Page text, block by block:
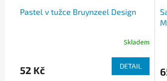
Pastel v tužce Bruynzeel Design
Skladem
52 Kč DETAIL